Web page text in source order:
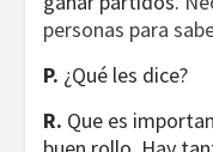
personas para
P. ¿Qué les dice?
R. Que es